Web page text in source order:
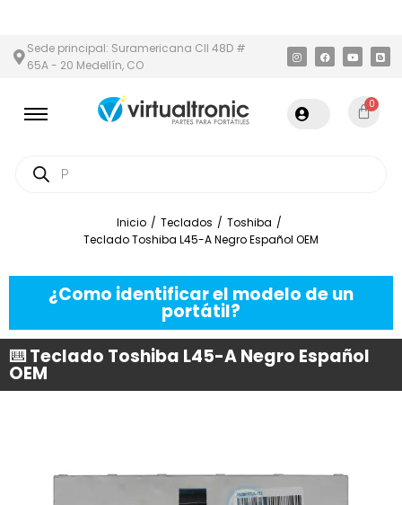
Sede principal: Suramericana Cll 48D #
65A - 20 Medellín, CO
0
Inicio / Teclados / Toshiba /
Teclado Toshiba L45-A Negro Español OEM
¿Como identificar el modelo de un
portátil?
⌨️ Teclado Toshiba L45-A Negro Español
OEM